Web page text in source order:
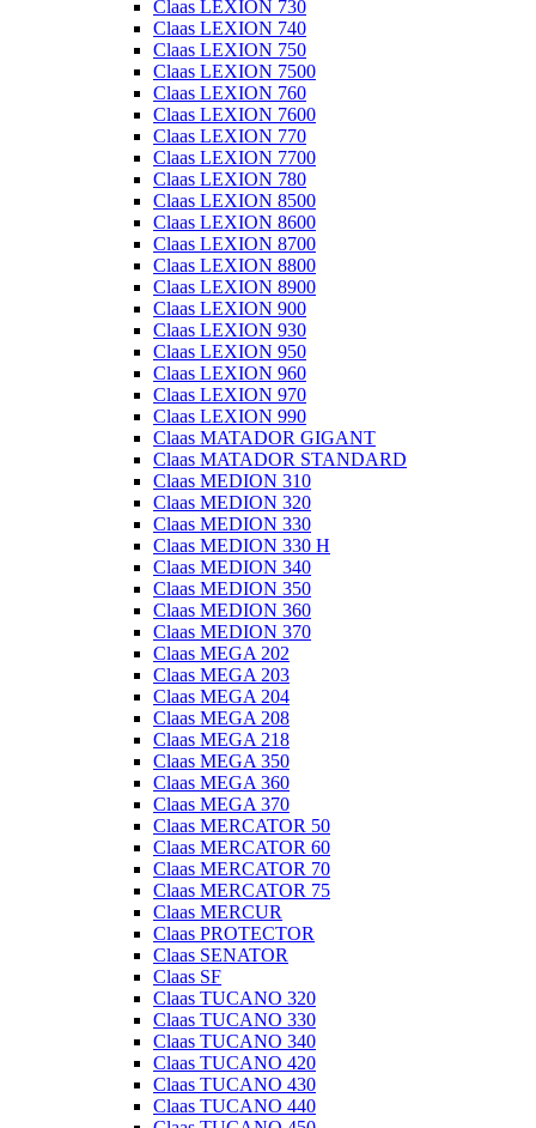
Claas LEXION 730
Claas LEXION 740
Claas LEXION 750
Claas LEXION 7500
Claas LEXION 760
Claas LEXION 7600
Claas LEXION 770
Claas LEXION 7700
Claas LEXION 780
Claas LEXION 8500
Claas LEXION 8600
Claas LEXION 8700
Claas LEXION 8800
Claas LEXION 8900
Claas LEXION 900
Claas LEXION 930
Claas LEXION 950
Claas LEXION 960
Claas LEXION 970
Claas LEXION 990
Claas MATADOR GIGANT
Claas MATADOR STANDARD
Claas MEDION 310
Claas MEDION 320
Claas MEDION 330
Claas MEDION 330 H
Claas MEDION 340
Claas MEDION 350
Claas MEDION 360
Claas MEDION 370
Claas MEGA 202
Claas MEGA 203
Claas MEGA 204
Claas MEGA 208
Claas MEGA 218
Claas MEGA 350
Claas MEGA 360
Claas MEGA 370
Claas MERCATOR 50
Claas MERCATOR 60
Claas MERCATOR 70
Claas MERCATOR 75
Claas MERCUR
Claas PROTECTOR
Claas SENATOR
Claas SF
Claas TUCANO 320
Claas TUCANO 330
Claas TUCANO 340
Claas TUCANO 420
Claas TUCANO 430
Claas TUCANO 440